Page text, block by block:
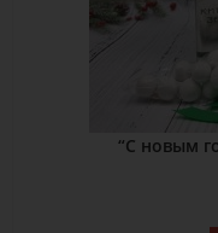
“С новым